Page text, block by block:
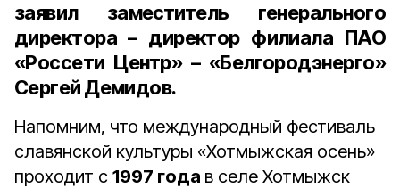
заявил заместитель генерального
директора – директор филиала ПАО
«Россети Центр» – «Белгородэнерго»
Сергей Демидов.
Напомним, что международный фестиваль
славянской культуры «Хотмыжская осень»
проходит с 1997 года в селе Хотмыжск